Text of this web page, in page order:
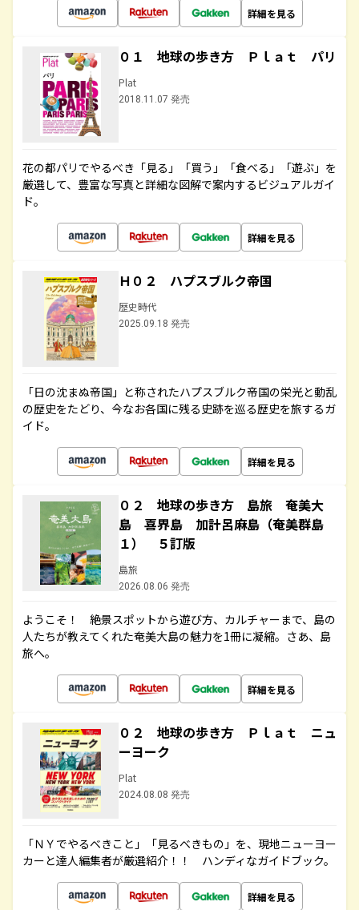
詳細を見る
０１ 地球の歩き方 Ｐｌａｔ パリ
Plat
2018.11.07 発売
花の都パリでやるべき「見る」「買う」「食べる」「遊ぶ」を
厳選して、豊富な写真と詳細な図解で案内するビジュアルガイ
ド。
詳細を見る
Ｈ０２ ハプスブルク帝国
歴史時代
2025.09.18 発売
「日の沈まぬ帝国」と称されたハプスブルク帝国の栄光と動乱
の歴史をたどり、今なお各国に残る史跡を巡る歴史を旅するガ
イド。
詳細を見る
０２ 地球の歩き方 島旅 奄美大
島 喜界島 加計呂麻島（奄美群島
１） ５訂版
島旅
2026.08.06 発売
ようこそ！ 絶景スポットから遊び方、カルチャーまで、島の
人たちが教えてくれた奄美大島の魅力を1冊に凝縮。さあ、島
旅へ。
詳細を見る
０２ 地球の歩き方 Ｐｌａｔ ニュ
ーヨーク
Plat
2024.08.08 発売
「ＮＹでやるべきこと」「見るべきもの」を、現地ニューヨー
カーと達人編集者が厳選紹介！！ ハンディなガイドブック。
詳細を見る